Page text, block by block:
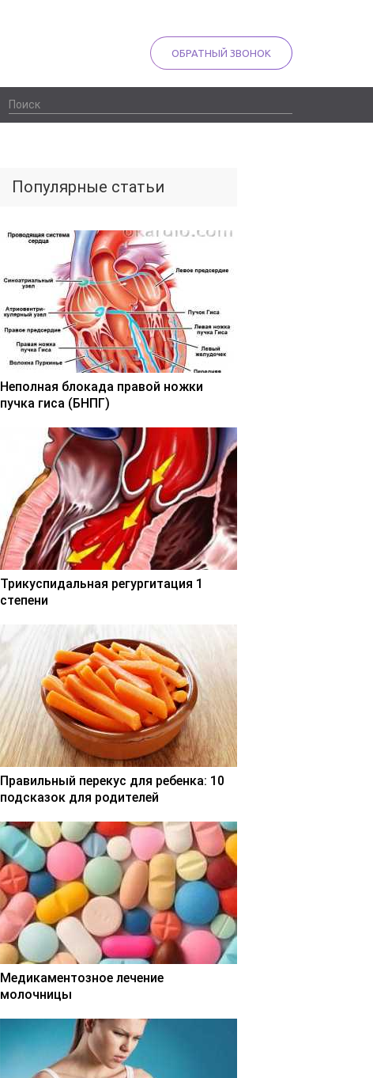
ОБРАТНЫЙ ЗВОНОК
Популярные статьи
Неполная блокада правой ножки
пучка гиса (БНПГ)
Трикуспидальная регургитация 1
степени
Правильный перекус для ребенка: 10
подсказок для родителей
Медикаментозное лечение
молочницы